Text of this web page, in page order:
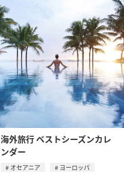
海外旅行 ベストシーズンカレ
ンダー
オセアニア
ヨーロッパ